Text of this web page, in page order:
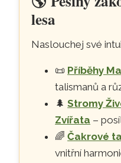
lesa
Naslouchej své
📜 Příběhy
talismanů a
🌲Stromy
Zvířata –
🌈Čakrové
vnitřní